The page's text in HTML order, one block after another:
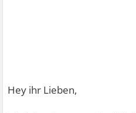
Hey ihr Lieben,